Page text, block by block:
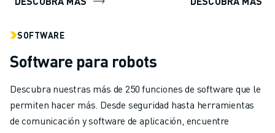
SOFTWARE
Software para robots
Descubra nuestras más de 250 funciones de software que le
permiten hacer más. Desde seguridad hasta herramientas
de comunicación y software de aplicación, encuentre